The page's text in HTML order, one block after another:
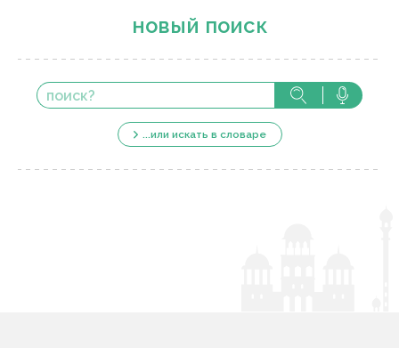
новый поиск
...или искать в словаре